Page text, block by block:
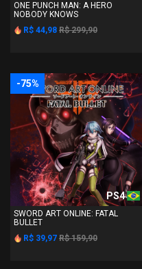
ONE PUNCH MAN: A HERO
NOBODY KNOWS
R$ 44,98 R$ 299,90
-75%
PS4
SWORD ART ONLINE: FATAL
BULLET
R$ 39,97 R$ 159,90